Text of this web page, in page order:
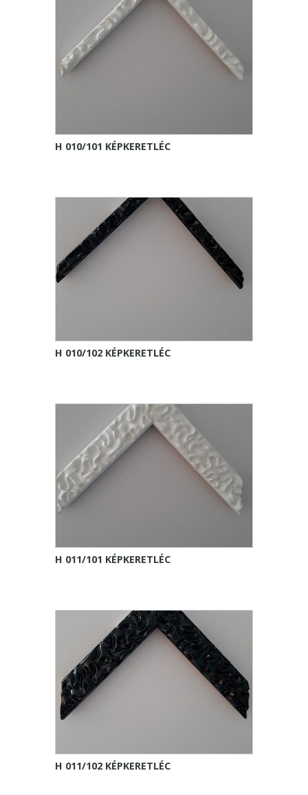
H 010/101 KÉPKERETLÉC
H 010/102 KÉPKERETLÉC
H 011/101 KÉPKERETLÉC
H 011/102 KÉPKERETLÉC